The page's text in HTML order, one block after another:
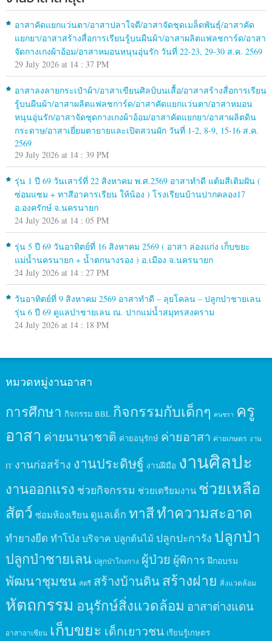
อาสาคัดแยกแว่นตา/อาสาปลาใจดี/อาสาจัดชุดเมล็ดพันธุ์/อาสาคัด
แยกยา/อาสาสร้างสื่อการเรียนรู้บนผืนผ้า/อาสาผลิตแฟลชการ์ด/อาสา
จัดกางเกงผ้าอ้อม/อาสาหมอนหนุนอุ่นรัก วันที่ 22-23, 29-30 ส.ค. 2569
29 July 2026 at 14 : 37 PM
อาสาลงลายกระเป๋าผ้า/อาสาเขียนศิลป์บนเสื้อ/อาสาสร้างสื่อการเรียน
รู้บนผืนผ้า/อาสาผลิตแฟลชการ์ด/อาสาคัดแยกแว่นตา/อาสาหมอน
หนุนอุ่นรัก/อาสาจัดชุดกางเกงผ้าอ้อม/อาสาคัดแยกยา/อาสาผลิตดิน
กระดาษ/อาสาเยี่ยมตายายและเปิดสวนผัก วันที่ 1-2, 8-9, 15-16 ส.ค.
2569
29 July 2026 at 14 : 39 PM
รุ่น 1 ปี 69 วันเสาร์ที่ 22 สิงหาคม พ.ศ.2569 อาสาทำดี แต้มสีเติมฝัน (
ซ่อมแซม + ทาสีอาคารเรียน ให้น้อง ) โรงเรียนบ้านปากคลอง17
อ.องครักษ์ จ.นครนายก
24 July 2026 at 14 : 05 PM
รุ่น 5 ปี 69 วันอาทิตย์ที่ 16 สิงหาคม 2569 ( อาสา ล่องแก่ง เก็บขยะ
แม่น้ำนครนายก + น้ำตกนางรอง ) อ.เมือง จ.นครนายก
24 July 2026 at 14 : 27 PM
วันอาทิตย์ที่ 9 สิงหาคม 2569 อาสาทำดี – ลุยโคลน – ปลูกป่าชายเลน
รุ่น 6 ปี 69 ดูแลป่าชายเลน ณ. ปากแม่น้ำสมุทรสงคราม
24 July 2026 at 14 : 18 PM
หมวดหมู่งานอาสา
การศึกษา กิจกรรม BBL กิจกรรมกับเด็กๆ คนชรา ครู
อาสา ค่ายนานาชาติ ค่ายอนุรักษ์ ค่ายอาสา ค่ายเกษตร งาน
IT งานก่อสร้าง งานประดิษฐ์ งานฝีมือ งานศิลปะ
งานออกแรง ช่วยกิจกรรม ช่วยเตรียมงาน ช่วยเหลือ
สัตว์ ซ่อมห้องเรียน ดูแลเด็ก ทาสีทำความสะอาด
ทำยางยืด ทำโป่ง บริจาค ปลูกต้นไม้ ปลูกปะการัง ปลูกป่า
ปลูกป่าชายเลน ปลูกป่าโกงกาง ผู้ป่วย ผู้พิการ ฝึกอบรม
พัฒนาชุมชน สตรี สร้างบ้านดินสร้างฝาย สิ่งแวดล้อม
หัตถกรรม อนุรักษ์สิ่งแวดล้อม อาสาต่างแดน
อาสาอาเซียน เก็บขยะ เด็กเยาวชน เรียนรู้เกษตร